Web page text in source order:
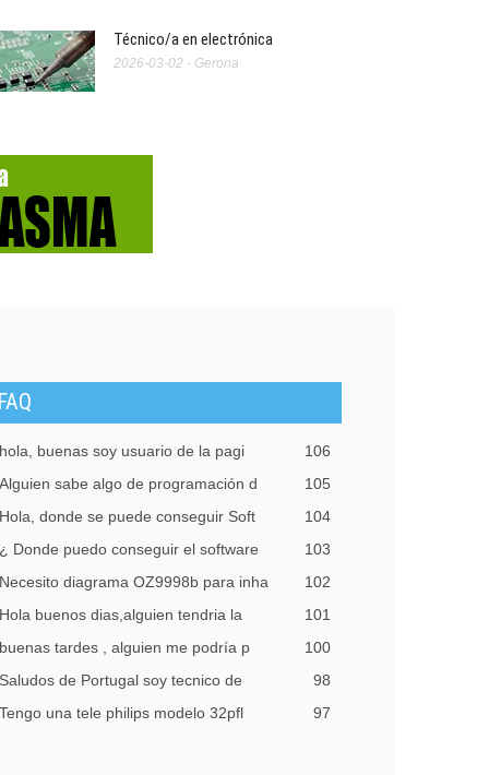
Técnico/a en electrónica
2026-03-02 - Gerona
FAQ
hola, buenas soy usuario de la pagi
106
Alguien sabe algo de programación d
105
Hola, donde se puede conseguir Soft
104
¿ Donde puedo conseguir el software
103
Necesito diagrama OZ9998b para inha
102
Hola buenos dias,alguien tendria la
101
buenas tardes , alguien me podría p
100
Saludos de Portugal soy tecnico de
98
Tengo una tele philips modelo 32pfl
97